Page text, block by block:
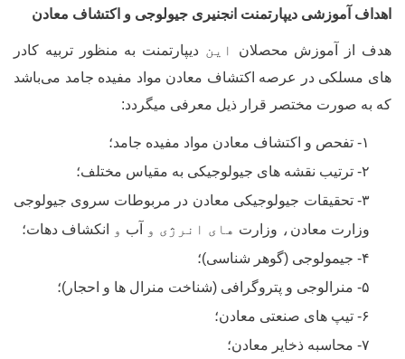
آموزشی دیپارتمنت انجنیری جیولوجی و اکتشاف معادن
از آموزش محصلانایندیپارتمنت به منظور تربیه کادر
مسلکی در عرصه اکتشاف معادن مواد مفیده جامد میباشد
به صورت مختصر قرار ذیل معرفی میگردد:
۳- تحقیقات جیولوجیکی معادن در مربوطات سروی جیولوجی
وزارت معادن،وزارت های انرژی وآب وانکشاف دهات؛